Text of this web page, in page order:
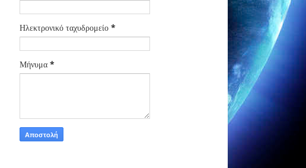
Ηλεκτρονικό ταχυδρομείο *
Μήνυμα *